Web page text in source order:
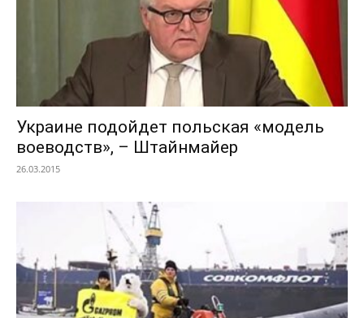
Украине подойдет польская «модель
воеводств», – Штайнмайер
26.03.2015